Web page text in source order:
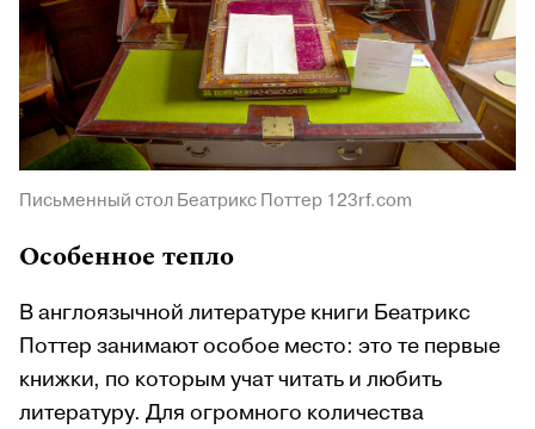
Письменный стол Беатрикс Поттер 123rf.com
Особенное тепло
В англоязычной литературе книги Беатрикс
Поттер занимают особое место: это те первые
книжки, по которым учат читать и любить
литературу. Для огромного количества